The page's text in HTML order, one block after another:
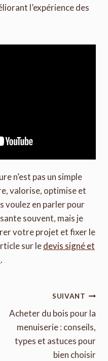
l’expérience des
n’est pas un simple
valorise, optimise et
voulez en parler pour
souvent, mais je
votre projet et fixer le
sur ledevis signé et
.
SUIVANT
Acheter du bois pour la
menuiserie : conseils,
types et astuces pour
bien choisir